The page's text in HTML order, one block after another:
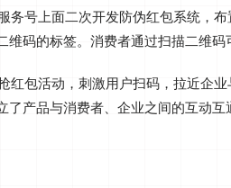
务号上面二次开发防伪红包系统，
码的标签。消费者通过扫描二维码
红包活动，刺激用户扫码，拉近企
产品与消费者、企业之间的互动互